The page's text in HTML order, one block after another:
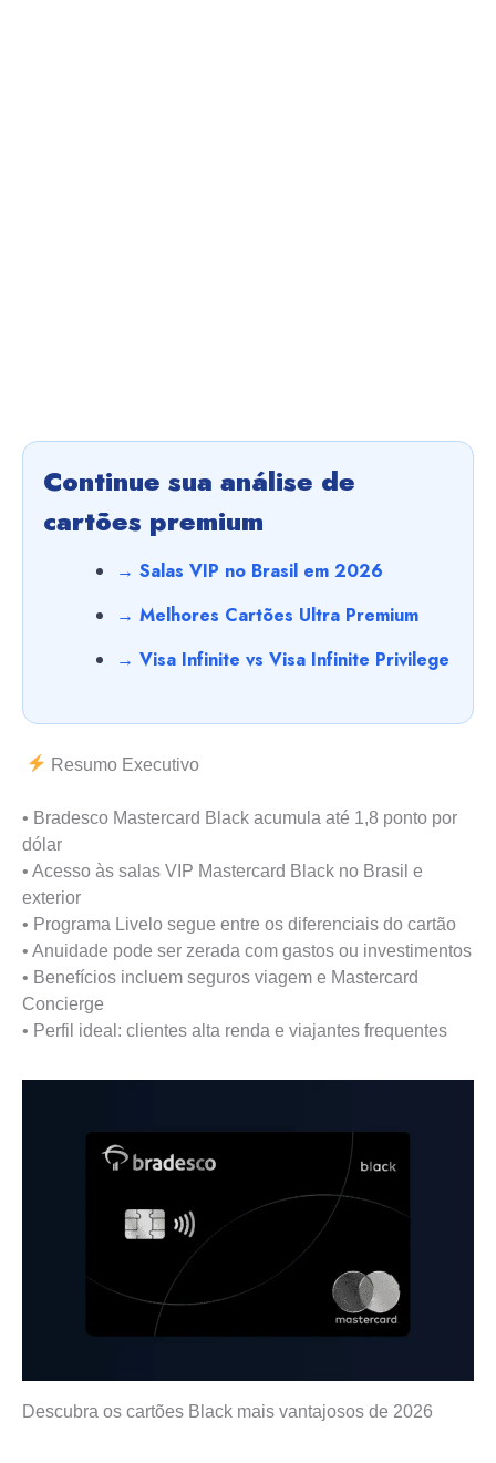
Continue sua análise de
cartões premium
→ Salas VIP no Brasil em 2026
→ Melhores Cartões Ultra Premium
→ Visa Infinite vs Visa Infinite Privilege
Resumo Executivo
• Bradesco Mastercard Black acumula até 1,8 ponto por
dólar
• Acesso às salas VIP Mastercard Black no Brasil e
exterior
• Programa Livelo segue entre os diferenciais do cartão
• Anuidade pode ser zerada com gastos ou investimentos
• Benefícios incluem seguros viagem e Mastercard
Concierge
• Perfil ideal: clientes alta renda e viajantes frequentes
Descubra os cartões Black mais vantajosos de 2026